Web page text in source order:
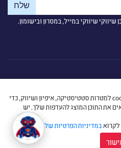
שיווקי במייל, במסרון ובישומון.
אתר הסינמה סיטי עושה שימוש ב-cookies למטרות סטטיסטיקה, איפיון ושיווק, כדי
את התוכן המוצג להעדפות שלך. יש
במדיניות הפרטיות שלנו